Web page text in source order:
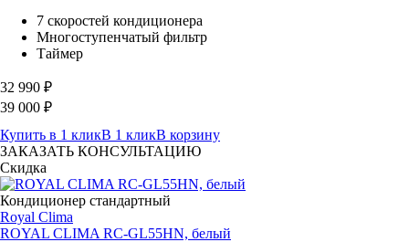
7 скоростей кондиционера
Многоступенчатый фильтр
Таймер
32 990 ₽
39 000 ₽
Купить в 1 кликВ 1 кликВ корзину
ЗАКАЗАТЬ КОНСУЛЬТАЦИЮ
Скидка
Кондиционер стандартный
Royal Clima
ROYAL CLIMA RC-GL55HN, белый